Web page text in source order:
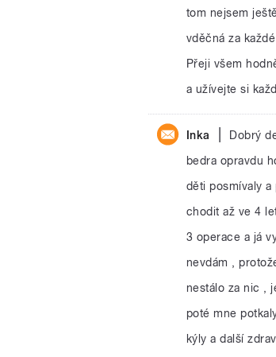
tom nejsem
vděčná za
Přeji všem
a užívejte si
Inka
Dobrý
bedra opravdu
děti posmívaly
chodit až ve 4
3 operace a já
nevdám ,
nestálo za nic ,
poté mne
kýly a další